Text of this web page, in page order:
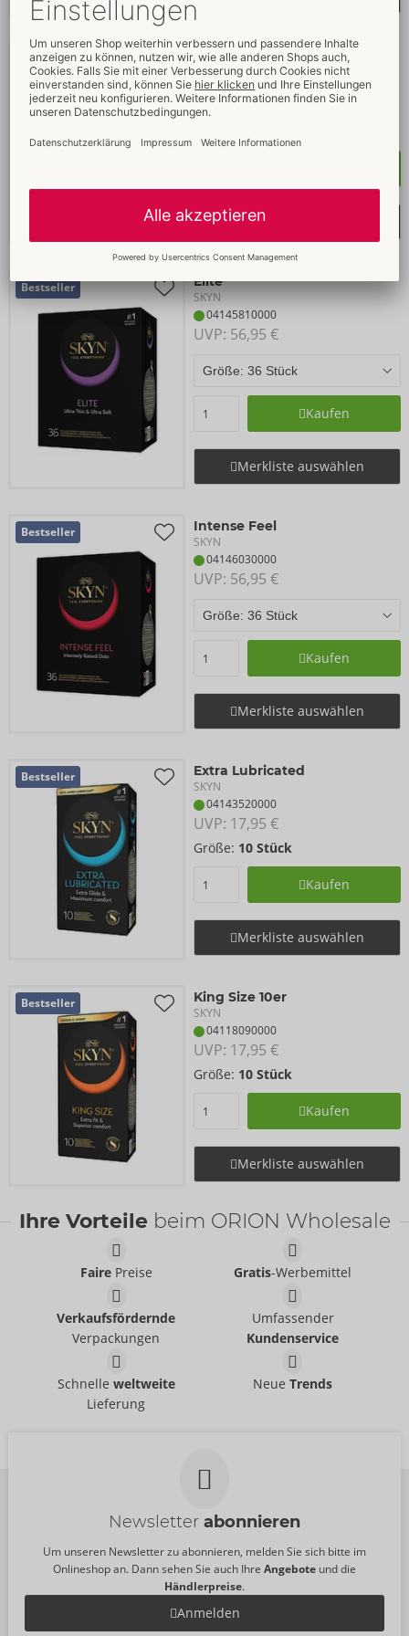
Bestseller Large
SKYN
04145900000
UVP: 47,95 €
Merkliste auswählen
Bestseller Elite
SKYN
04145810000
UVP: 56,95 €
Kaufen
Merkliste auswählen
Bestseller Intense Feel
SKYN
04146030000
UVP: 56,95 €
Kaufen
Merkliste auswählen
Bestseller Extra Lubricated
SKYN
04143520000
UVP: 17,95 €
Größe: 10 Stück
Kaufen
Merkliste auswählen
Bestseller King Size 10er
SKYN
04118090000
UVP: 17,95 €
Größe: 10 Stück
Kaufen
Merkliste auswählen
Ihre Vorteile beim ORION Wholesale
FairePreise Gratis-Werbemittel
Verkaufsfördernde
Verpackungen
Umfassender
Kundenservice
Schnelle weltweite
Lieferung
NeueTrends
Newsletter abonnieren
Um unseren Newsletter zu abonnieren, melden Sie sich bitte im
Onlineshop an. Dann sehen Sie auch Ihre Angebote und die
Händlerpreise.
Anmelden